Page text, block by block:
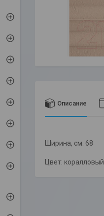
Описание
Ширина, см: 68
Цвет: коралловый